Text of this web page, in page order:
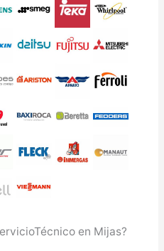
en Mijas?